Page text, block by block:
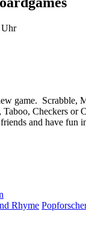
Uhr
game. Scrabble,
Checkers or
and have fun
Rhyme